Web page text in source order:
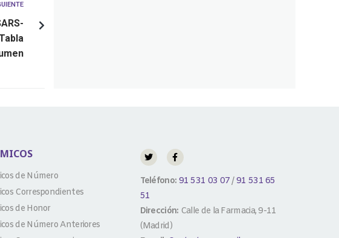
de Número
Correspondientes
de Honor
de Número Anteriores
Teléfono: 91 531 03 07/91 531 65
51
Dirección: Calle de la Farmacia, 9-11
(Madrid)